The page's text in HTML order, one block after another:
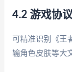
4.2 游戏协
可精准识别《王
输角色皮肤等大